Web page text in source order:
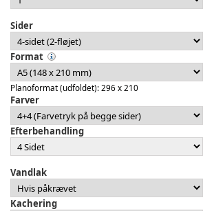
Sider
Format
Planoformat (udfoldet): 296 x 210
Farver
Efterbehandling
Vandlak
Kachering